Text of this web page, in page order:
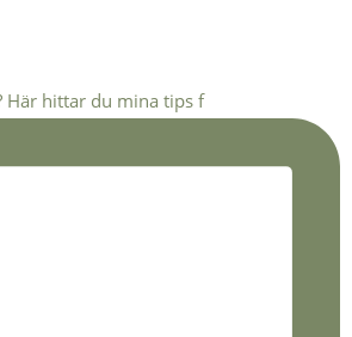
Här hittar du mina tips f